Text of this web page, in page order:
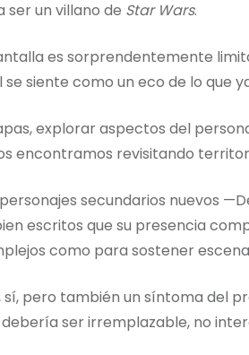
ser un villano de Star Wars.
es sorprendentemente
siente como un eco de lo que
explorar aspectos del
encontramos revisitando
secundarios nuevos
escritos que su presencia
como para sostener
sí, pero también un síntoma del
ser irremplazable, no